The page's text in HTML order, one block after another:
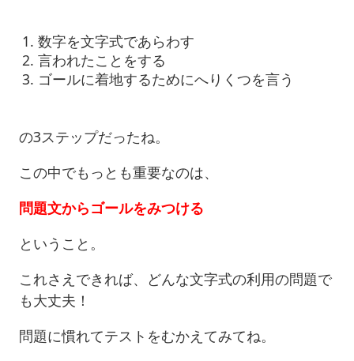
数字を文字式であらわす
言われたことをする
ゴールに着地するためにへりくつを言う
の3ステップだったね。
この中でもっとも重要なのは、
問題文からゴールをみつける
ということ。
これさえできれば、どんな文字式の利用の問題で
も大丈夫！
問題に慣れてテストをむかえてみてね。